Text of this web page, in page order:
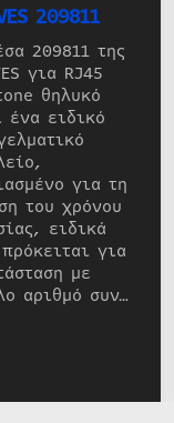
209811
209811 της
για RJ45
θηλυκό
ένα ειδικό
για τη
του χρόνου
ειδικά
για
με
αριθμό συν…